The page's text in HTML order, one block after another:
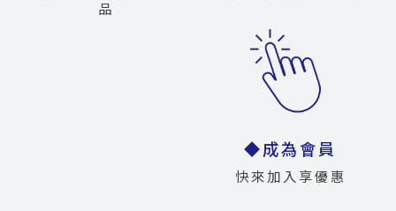
品
◆成為會員
快來加入享優惠